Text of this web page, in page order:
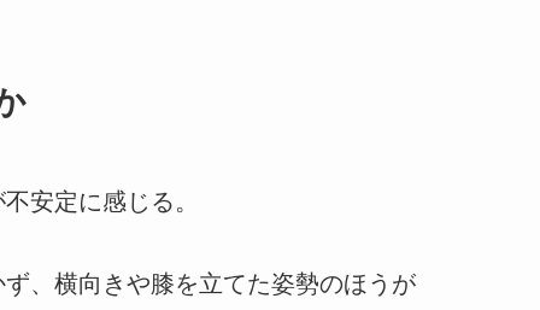
安定に感じる。
、横向きや膝を立てた姿勢のほうが